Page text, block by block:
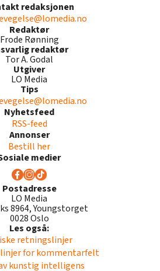
redaksjonen
Redaktør
Frode Rønning
redaktør
Tor A. Godal
Utgiver
LO Media
Tips
Nyhetsfeed
RSS-feed
Annonser
Bestill her
medier
Postadresse
LO Media
8964, Youngstorget
0028 Oslo
Les også:
retningslinjer
for kommentarfelt
kunstig intelligens